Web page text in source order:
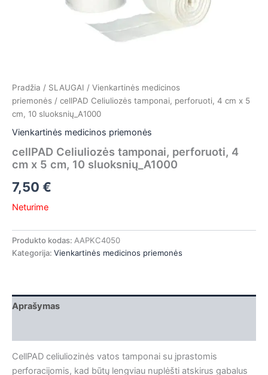
Pradžia / SLAUGAI / Vienkartinės medicinos
priemonės / cellPAD Celiuliozės tamponai, perforuoti, 4 cm x 5
cm, 10 sluoksnių_A1000
Vienkartinės medicinos priemonės
cellPAD Celiuliozės tamponai, perforuoti, 4
cm x 5 cm, 10 sluoksnių_A1000
7,50 €
Neturime
Produkto kodas: AAPKC4050
Kategorija: Vienkartinės medicinos priemonės
Aprašymas
CellPAD celiuliozinės vatos tamponai su įprastomis
perforacijomis, kad būtų lengviau nuplėšti atskirus gabalus